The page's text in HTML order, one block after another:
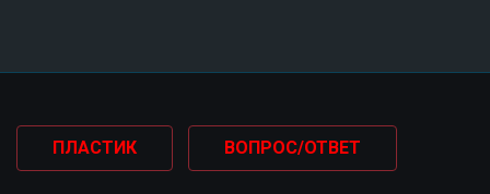
ПЛАСТИК ВОПРОС/ОТВЕТ